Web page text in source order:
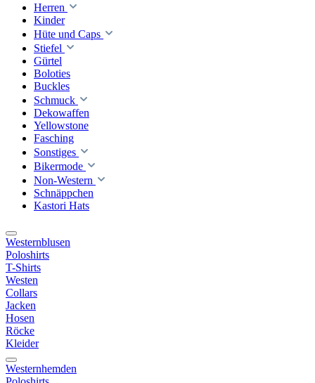
Herren
Kinder
Hüte und Caps
Stiefel
Gürtel
Boloties
Buckles
Schmuck
Dekowaffen
Yellowstone
Fasching
Sonstiges
Bikermode
Non-Western
Schnäppchen
Kastori Hats
Westernblusen
Poloshirts
T-Shirts
Westen
Collars
Jacken
Hosen
Röcke
Kleider
Westernhemden